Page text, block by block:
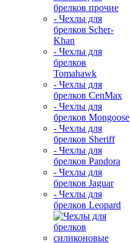
брелков прочие
- Чехлы для
брелков Scher-
Khan
- Чехлы для
брелков
Tomahawk
- Чехлы для
брелков CenMax
- Чехлы для
брелков Mongoose
- Чехлы для
брелков Sheriff
- Чехлы для
брелков Pandora
- Чехлы для
брелков Jaguar
- Чехлы для
брелков Leopard